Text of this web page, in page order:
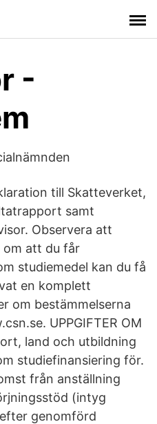
-
till Skatteverket,
samt
Observera att
att du får
studiemedel kan du få
en komplett
om bestämmelserna
UPPGIFTER OM
ort, land och utbildning
studiefinansiering för.
från anställning
(intyg
genomförd